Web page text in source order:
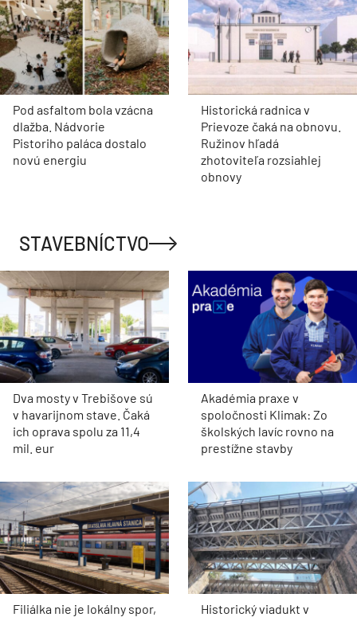
Pod asfaltom bola vzácna
dlažba. Nádvorie
Pistoriho paláca dostalo
novú energiu
Historická radnica v
Prievoze čaká na obnovu.
Ružinov hľadá
zhotoviteľa rozsiahlej
obnovy
STAVEBNÍCTVO
Dva mosty v Trebišove sú
v havarijnom stave. Čaká
ich oprava spolu za 11,4
mil. eur
Akadémia praxe v
spoločnosti Klimak: Zo
školských lavíc rovno na
prestížne stavby
Filiálka nie je lokálny spor,
Historický viadukt v